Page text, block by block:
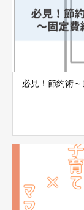
必見！節約術～